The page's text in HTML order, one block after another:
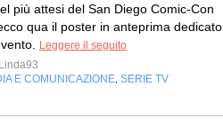
più attesi del San Diego Comic-Con
qua il poster in anteprima dedicato
Leggere il seguito
Linda93
E COMUNICAZIONE SERIE TV